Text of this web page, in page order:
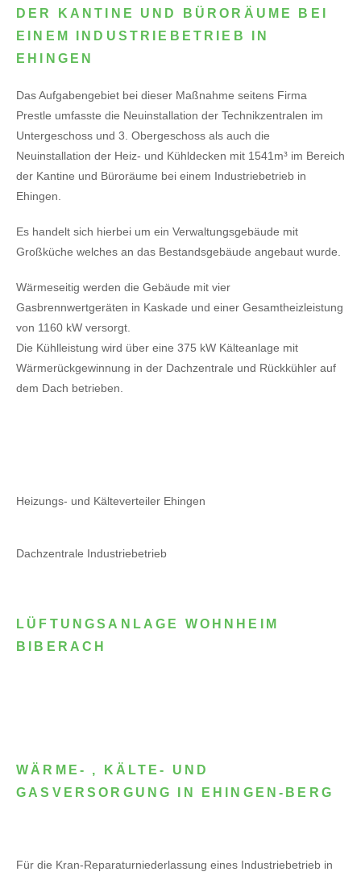
DER KANTINE UND BÜRORÄUME BEI
EINEM INDUSTRIEBETRIEB IN
EHINGEN
Das Aufgabengebiet bei dieser Maßnahme seitens Firma
Prestle umfasste die Neuinstallation der Technikzentralen im
Untergeschoss und 3. Obergeschoss als auch die
Neuinstallation der Heiz- und Kühldecken mit 1541m³ im Bereich
der Kantine und Büroräume bei einem Industriebetrieb in
Ehingen.
Es handelt sich hierbei um ein Verwaltungsgebäude mit
Großküche welches an das Bestandsgebäude angebaut wurde.
Wärmeseitig werden die Gebäude mit vier
Gasbrennwertgeräten in Kaskade und einer Gesamtheizleistung
von 1160 kW versorgt.
Die Kühlleistung wird über eine 375 kW Kälteanlage mit
Wärmerückgewinnung in der Dachzentrale und Rückkühler auf
dem Dach betrieben.
Heizungs- und Kälteverteiler Ehingen
Dachzentrale Industriebetrieb
LÜFTUNGSANLAGE WOHNHEIM
BIBERACH
WÄRME- , KÄLTE- UND
GASVERSORGUNG IN EHINGEN-BERG
Für die Kran-Reparaturniederlassung eines Industriebetrieb in